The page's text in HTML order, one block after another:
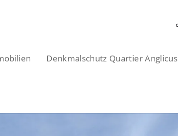
Denkmalschutz Quartier Anglicus